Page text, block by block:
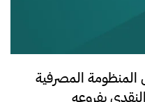
المنظومة المصرفية
بفروعه